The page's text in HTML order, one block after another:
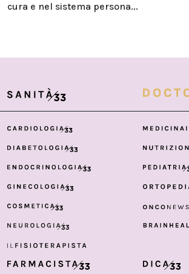
cura e nel sistema persona...